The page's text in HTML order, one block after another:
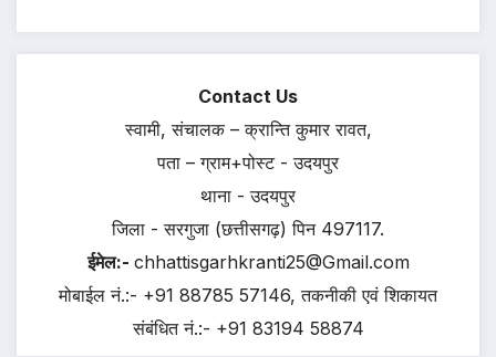
Contact Us
स्वामी, संचालक – क्रान्ति कुमार रावत,
पता – ग्राम+पोस्ट - उदयपुर
थाना - उदयपुर
जिला - सरगुजा (छत्तीसगढ़) पिन 497117.
ईमेल:- chhattisgarhkranti25@Gmail.com
मोबाईल नं.:- +91 88785 57146, तकनीकी एवं शिकायत
संबंधित नं.:- +91 83194 58874